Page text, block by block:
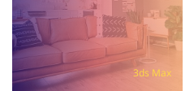
3ds Max